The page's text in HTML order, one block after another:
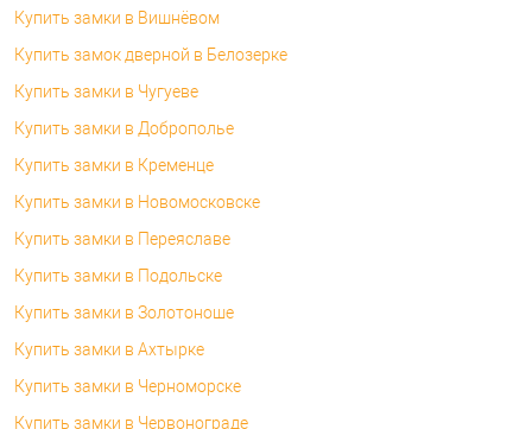
Купить замки в Вишнёвом
Купить замок дверной в Белозерке
Купить замки в Чугуеве
Купить замки в Доброполье
Купить замки в Кременце
Купить замки в Новомосковске
Купить замки в Переяславе
Купить замки в Подольске
Купить замки в Золотоноше
Купить замки в Ахтырке
Купить замки в Черноморске
Купить замки в Червонограде